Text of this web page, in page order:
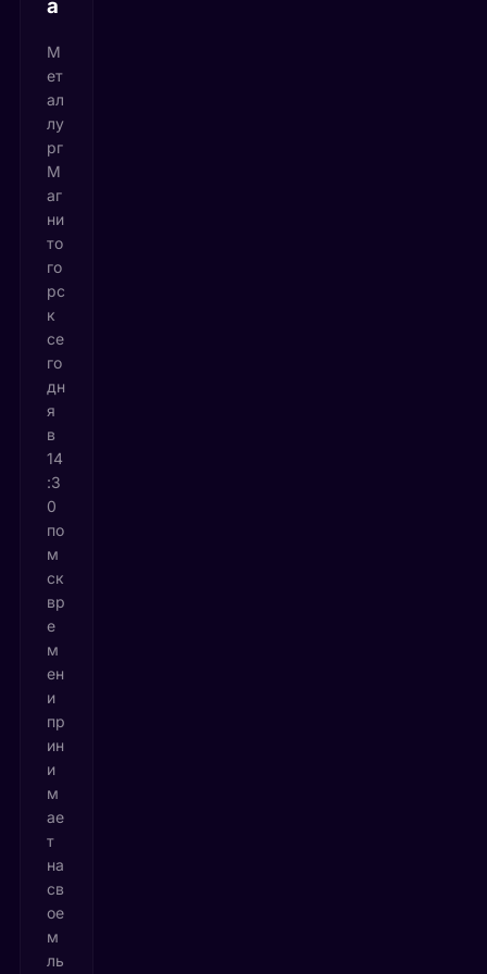
а
М
ет
ал
лу
рг
М
аг
ни
то
го
рс
к
се
го
дн
я
в
14
:3
0
по
м
ск
вр
е
м
ен
и
пр
ин
и
м
ае
т
на
св
ое
м
ль